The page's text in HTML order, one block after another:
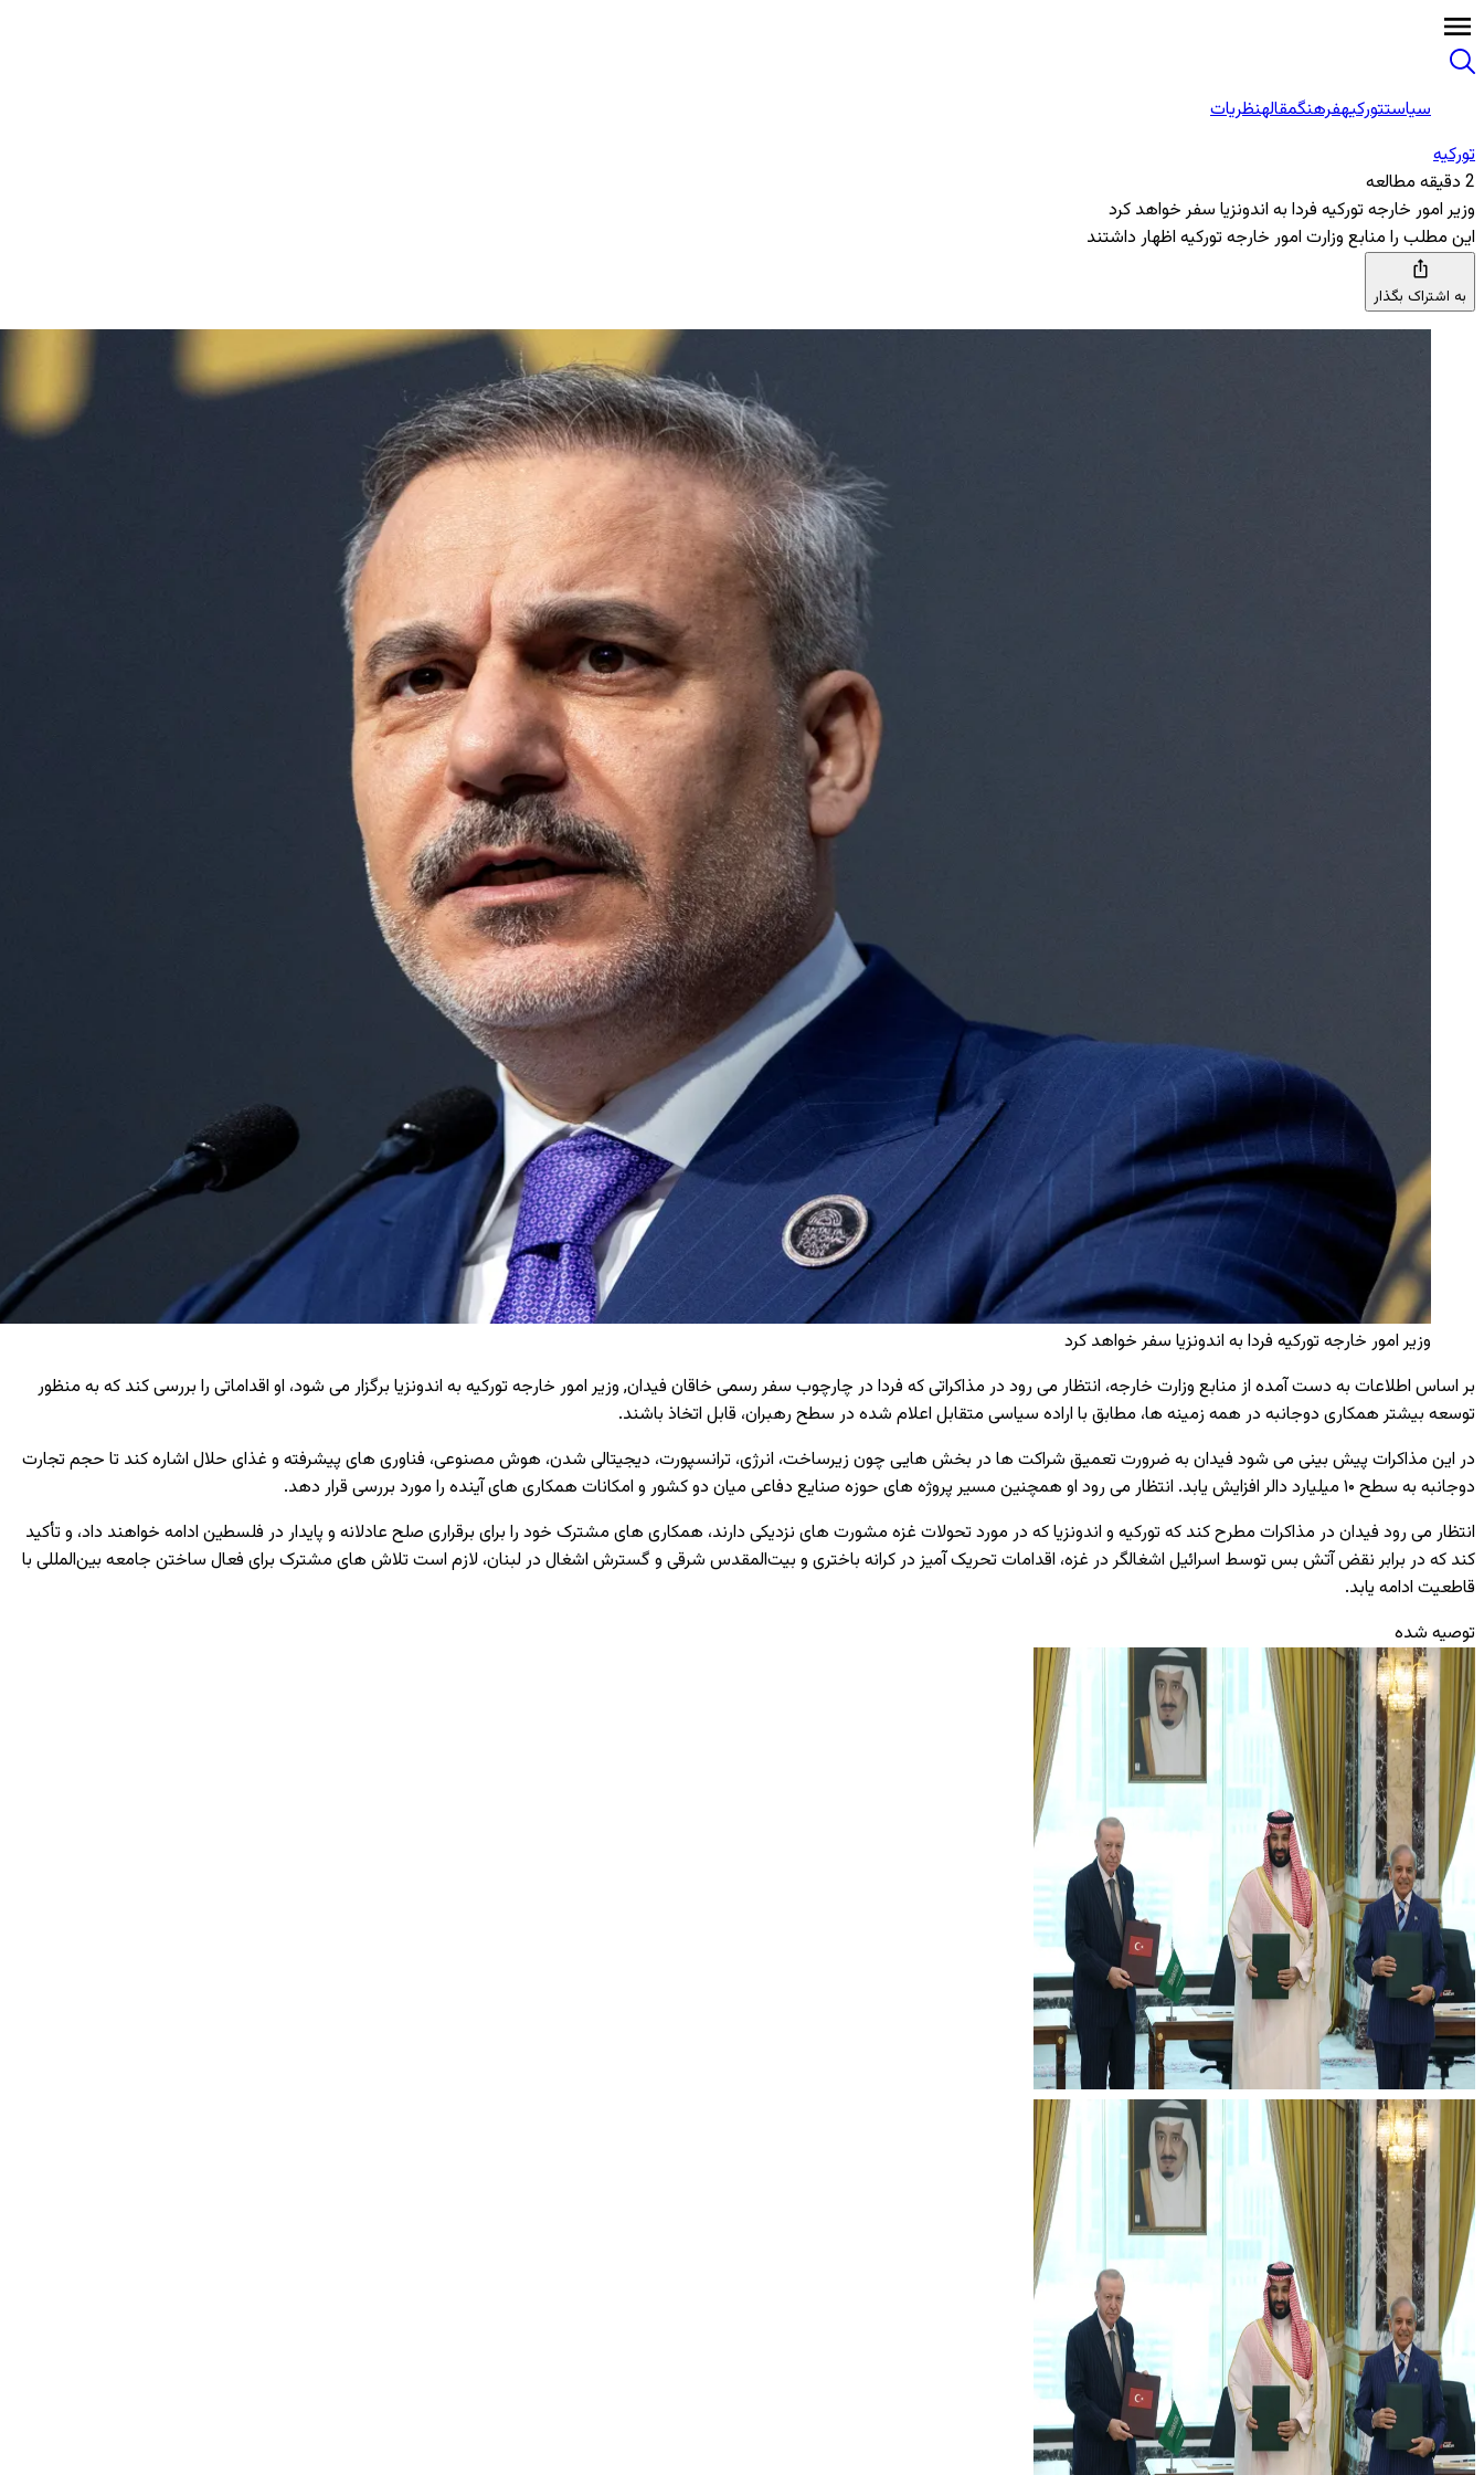
سیاستتورکیهفرهنگمقالهنظریات
تورکیه
2 دقیقه مطالعه
وزیر امور خارجه تورکیه فردا به اندونزیا سفر خواهد کرد
این مطلب را منابع وزارت امور خارجه تورکیه اظهار داشتند
به اشتراک بگذار
وزیر امور خارجه تورکیه فردا به اندونزیا سفر خواهد کرد
بر اساس اطلاعات به ‌دست آمده از منابع وزارت خارجه، انتظار می ‌رود در مذاکراتی که فردا در چارچوب سفر رسمی خاقان فیدان, وزیر امور خارجه تورکیه به اندونزیا برگزار می‌ شود، او اقداماتی را بررسی کند که به منظور
توسعه بیشتر همکاری دوجانبه در همه زمینه ‌ها، مطابق با اراده سیاسی متقابل اعلام ‌شده در سطح رهبران، قابل اتخاذ باشند.
در این مذاکرات پیش ‌بینی می ‌شود فیدان به ضرورت تعمیق شراکت‌ ها در بخش‌ هایی چون زیرساخت، انرژی، ترانسپورت، دیجیتالی ‌شدن، هوش مصنوعی، فناوری‌ های پیشرفته و غذای حلال اشاره کند تا حجم تجارت
دوجانبه به سطح ۱۰ میلیارد دالر افزایش یابد. انتظار می ‌رود او همچنین مسیر پروژه‌ های حوزه صنایع دفاعی میان دو کشور و امکانات همکاری‌ های آینده را مورد بررسی قرار دهد.
انتظار می ‌رود فیدان در مذاکرات مطرح کند که تورکیه و اندونزیا که در مورد تحولات غزه مشورت‌ های نزدیکی دارند، همکاری‌ های مشترک خود را برای برقراری صلح عادلانه و پایدار در فلسطین ادامه خواهند داد، و تأکید
کند که در برابر نقض آتش ‌بس توسط اسرائیل اشغالگر در غزه، اقدامات تحریک ‌آمیز در کرانه باختری و بیت‌المقدس شرقی و گسترش اشغال در لبنان، لازم است تلاش‌ های مشترک برای فعال ساختن جامعه بین‌المللی با
قاطعیت ادامه یابد.
توصیه شده